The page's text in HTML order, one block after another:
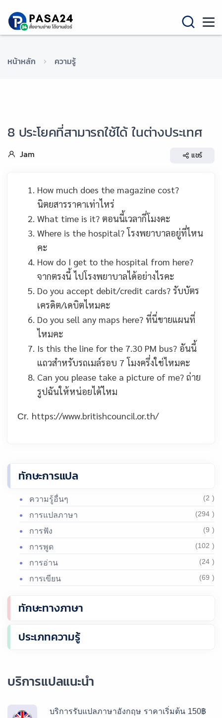
หน้าหลัก ความรู้
8 ประโยคที่สามารถใช้ได้ ในต่างประเทศ
Jam แชร์
How much does the magazine cost?
นิตยสารราคาเท่าไหร่
What time is it? ตอนนี้เวลากี่โมงคะ
Where is the hospital? โรงพยาบาลอยู่ที่ไหน
คะ
How do I get to the hospital from here?
จากตรงนี้ ไปโรงพยาบาลได้อย่างไรคะ
Do you accept debit/credit cards? รับบัตร
เครดิต/เดบิตไหมคะ
Do you sell any maps here? ที่นี่ขายแผนที่
ไหมคะ
Is this the line for the 7.30 PM bus? อันนี้
แถวสำหรับรถเมล์รอบ 7 โมงครึ่งใช่ไหมคะ
Can you please take a picture of me? ถ่าย
รูปฉันให้หน่อยได้ไหม
Cr. https://www.britishcouncil.or.th/
ทักษะการแปล
ความรู้อื่นๆ (2 )
การแปลภาษา (294 )
การฟัง (9 )
การพูด (102 )
การอ่าน (24 )
การเขียน (69 )
ทักษะทางภาษา
ประเภทความรู้
บริการแปลแนะนำ
บริการรับแปลภาษาอังกฤษ ราคาเริ่มต้น 150฿